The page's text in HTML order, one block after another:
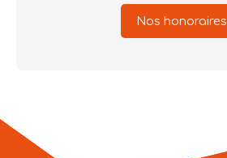
Nos honoraires